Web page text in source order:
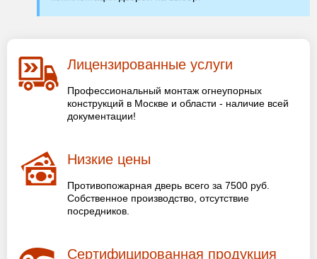
Лицензированные услуги
Профессиональный монтаж огнеупорных
конструкций в Москве и области - наличие всей
документации!
Низкие цены
Противопожарная дверь всего за 7500 руб.
Собственное производство, отсутствие
посредников.
Сертифицированная продукция